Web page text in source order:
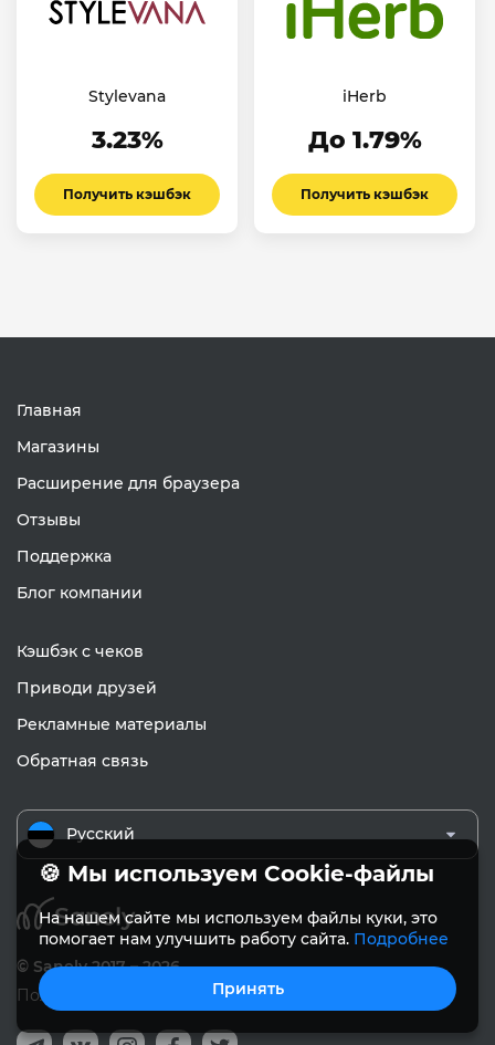
Stylevana
3.23%
Получить кэшбэк
iHerb
До 1.79%
Получить кэшбэк
Главная
Магазины
Расширение для браузера
Отзывы
Поддержка
Блог компании
Кэшбэк с чеков
Приводи друзей
Рекламные материалы
Обратная связь
Русский
© Sanely 2017 – 2026
Пользовательское соглашение
🍪 Мы используем Cookie-файлы
На нашем сайте мы используем файлы куки, это
помогает нам улучшить работу сайта. Подробнее
Принять